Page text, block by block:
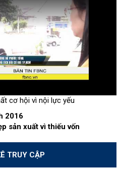
cơ hội vì nội lực yếu
2016
sản xuất vì thiếu vốn
TRUY CẬP